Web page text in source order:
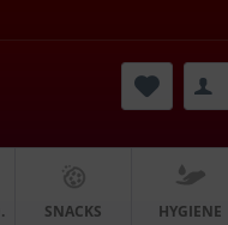
SNACKS HYGIENE